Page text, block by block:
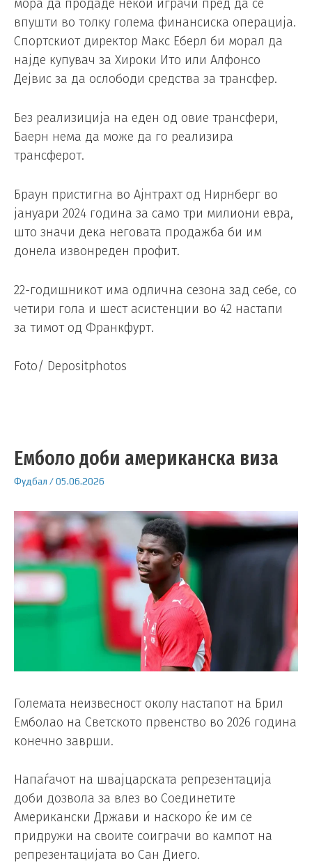
мора да продаде некои играчи пред да се
впушти во толку голема финансиска операција.
Спортскиот директор Макс Еберл би морал да
најде купувач за Хироки Ито или Алфонсо
Дејвис за да ослободи средства за трансфер.
Без реализиција на еден од овие трансфери,
Баерн нема да може да го реализира
трансферот.
Браун пристигна во Ајнтрахт од Нирнберг во
јануари 2024 година за само три милиони евра,
што значи дека неговата продажба би им
донела извонреден профит.
22-годишникот има одлична сезона зад себе, со
четири гола и шест асистенции во 42 настапи
за тимот од Франкфурт.
Foto/ Depositphotos
Емболо доби американска виза
Фудбал /05.06.2026
Големата неизвесност околу настапот на Брил
Емболао на Светското првенство во 2026 година
конечно заврши.
Напаѓачот на швајцарската репрезентација
доби дозвола за влез во Соединетите
Американски Држави и наскоро ќе им се
придружи на своите соиграчи во кампот на
репрезентацијата во Сан Диего.